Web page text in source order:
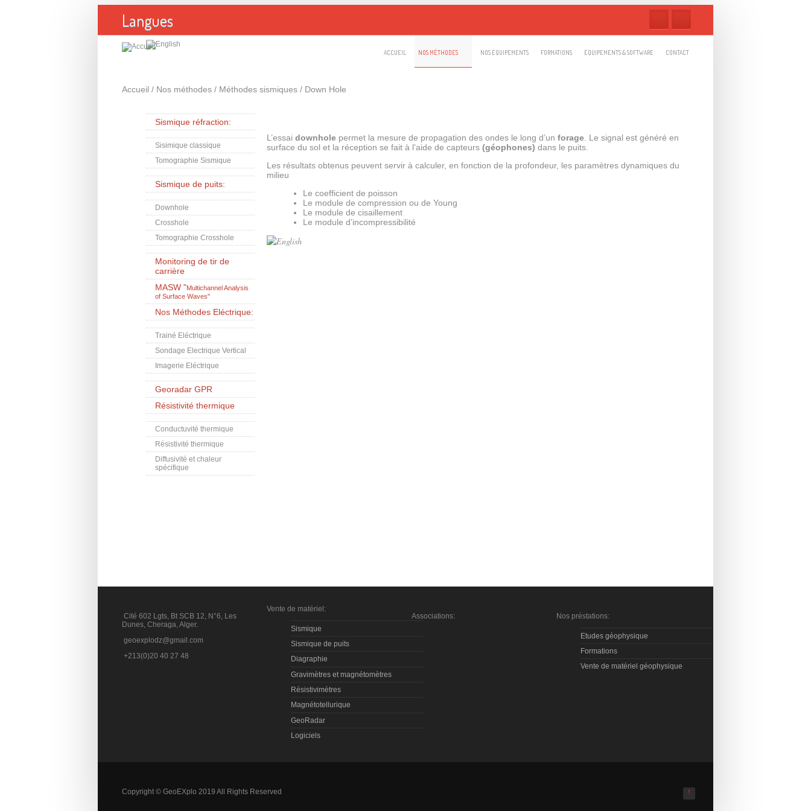
Langues
ACCUEIL NOS MÉTHODES NOS ÉQUIPEMENTS FORMATIONS ÉQUIPEMENTS & SOFTWARE CONTACT
Accueil / Nos méthodes / Méthodes sismiques / Down Hole
Sismique réfraction:
Sisimique classique
Tomographie Sismique
Sismique de puits:
Downhole
Crosshole
Tomographie Crosshole
Monitoring de tir de
carrière
MASW "Multichannel Analysis
of Surface Waves"
Nos Méthodes Eléctrique:
Trainé Eléctrique
Sondage Electrique Vertical
Imagerie Eléctrique
Georadar GPR
Résistivité thermique
Conductuvité thermique
Résistivité thermique
Diffusivité et chaleur
spécifique
L’essai downhole permet la mesure de propagation des ondes le long d’un forage. Le signal est généré en
surface du sol et la réception se fait à l’aide de capteurs (géophones) dans le puits.
Les résultats obtenus peuvent servir à calculer, en fonction de la profondeur, les paramètres dynamiques du
milieu
Le coefficient de poisson
Le module de compression ou de Young
Le module de cisaillement
Le module d’incompressibilité
Cité 602 Lgts, Bt SCB 12, N°6, Les
Dunes, Cheraga, Alger.
geoexplodz@gmail.com
+213(0)20 40 27 48
Vente de matériel:
Sismique
Sismique de puits
Diagraphie
Gravimètres et magnétomètres
Résistivimètres
Magnétotellurique
GeoRadar
Logiciels
Associations: Nos préstations:
Etudes géophysique
Formations
Vente de matériel géophysique
↑
Copyright © GeoEXplo 2019 All Rights Reserved